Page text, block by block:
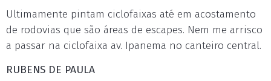
Ultimamente pintam ciclofaixas até em acostamento
de rodovias que são áreas de escapes. Nem me arrisco
a passar na ciclofaixa av. Ipanema no canteiro central.
RUBENS DE PAULA